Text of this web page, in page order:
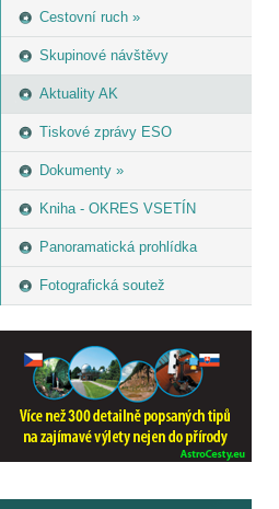
Cestovní ruch »
Skupinové návštěvy
Aktuality AK
Tiskové zprávy ESO
Dokumenty »
Kniha - OKRES VSETÍN
Panoramatická prohlídka
Fotografická soutež